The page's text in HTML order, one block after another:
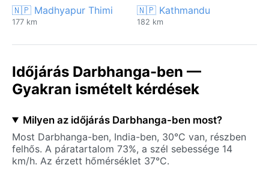
🇳🇵 Madhyapur Thimi
177 km
🇳🇵 Kathmandu
182 km
Időjárás Darbhanga-ben —
Gyakran ismételt kérdések
Milyen az időjárás Darbhanga-ben most?
Most Darbhanga-ben, India-ben, 30°C van, részben
felhős. A páratartalom 73%, a szél sebessége 14
km/h. Az érzett hőmérséklet 37°C.